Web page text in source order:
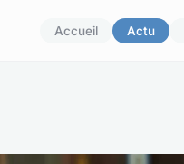
Accueil Actu